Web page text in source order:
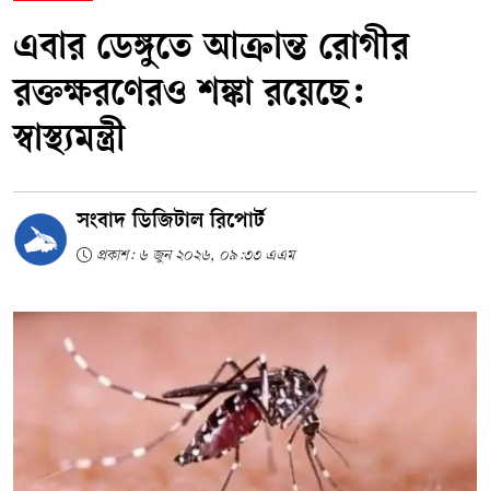
এবার ডেঙ্গুতে আক্রান্ত রোগীর
রক্তক্ষরণেরও শঙ্কা রয়েছে:
স্বাস্থ্যমন্ত্রী
সংবাদ ডিজিটাল রিপোর্ট
প্রকাশ: ৬ জুন ২০২৬, ০৯:৩৩ এএম